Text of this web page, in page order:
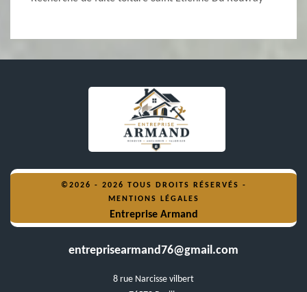
©2026 - 2026 TOUS DROITS RÉSERVÉS -
MENTIONS LÉGALES
Entreprise Armand
entreprisearmand76@gmail.com
8 rue Narcisse vilbert